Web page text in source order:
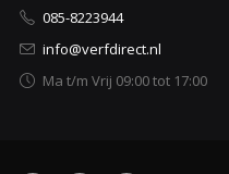
085-8223944
info@verfdirect.nl
Ma t/m Vrij 09:00 tot 17:00